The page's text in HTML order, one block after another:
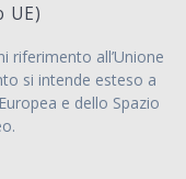
UE)
riferimento all’Unione
si intende esteso a
e dello Spazio